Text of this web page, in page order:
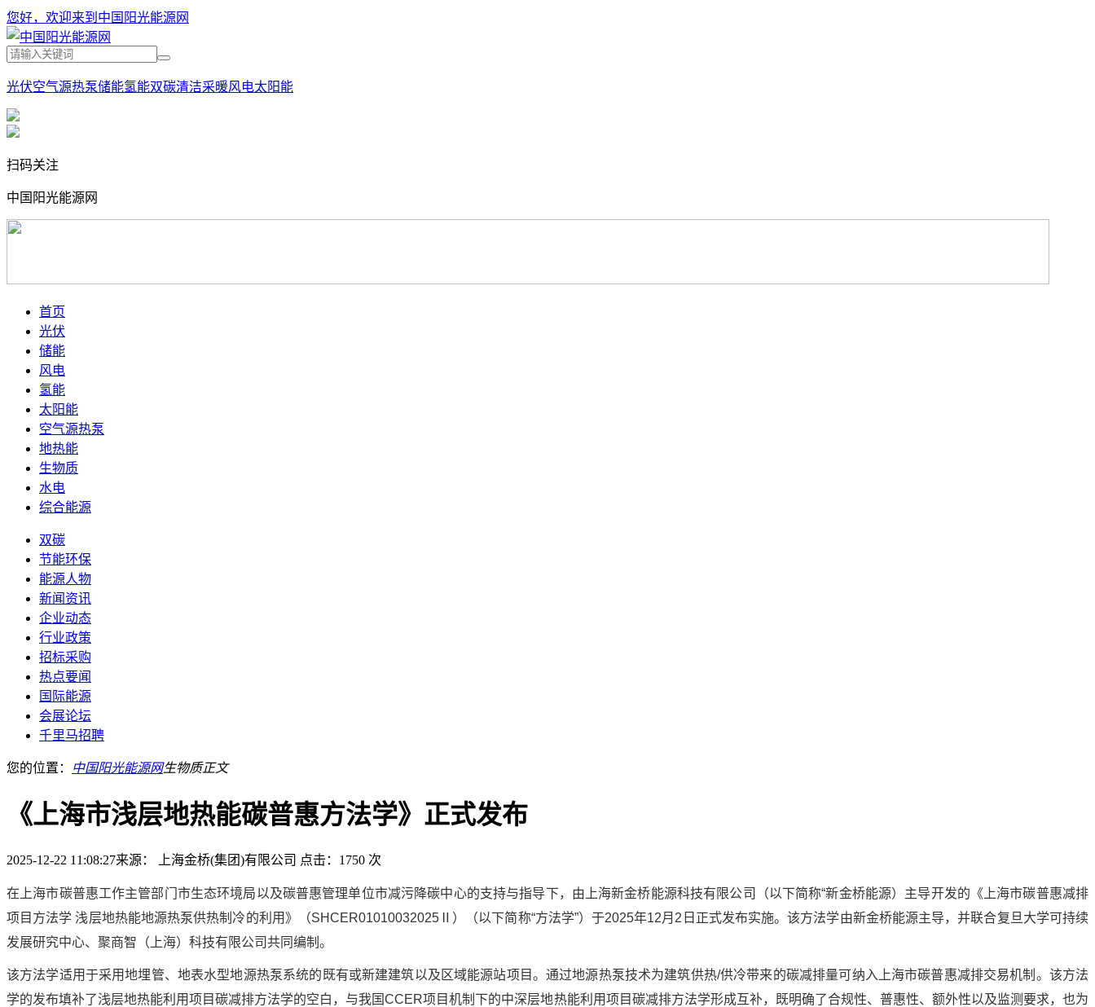
您好，欢迎来到中国阳光能源网
光伏空气源热泵储能氢能双碳清洁采暖风电太阳能
扫码关注
中国阳光能源网
首页
光伏
储能
风电
氢能
太阳能
空气源热泵
地热能
生物质
水电
综合能源
双碳
节能环保
能源人物
新闻资讯
企业动态
行业政策
招标采购
热点要闻
国际能源
会展论坛
千里马招聘
您的位置： 中国阳光能源网生物质正文
《上海市浅层地热能碳普惠方法学》正式发布
2025-12-22 11:08:27来源： 上海金桥(集团)有限公司 点击：1750 次
在上海市碳普惠工作主管部门市生态环境局以及碳普惠管理单位市减污降碳中心的支持与指导下，由上海新金桥能源科技有限公司（以下简称“新金桥能源）主导开发的《上海市碳普惠减排
项目方法学 浅层地热能地源热泵供热制冷的利用》（SHCER01010032025Ⅱ）（以下简称“方法学”）于2025年12月2日正式发布实施。该方法学由新金桥能源主导，并联合复旦大学可持续
发展研究中心、聚商智（上海）科技有限公司共同编制。
该方法学适用于采用地埋管、地表水型地源热泵系统的既有或新建建筑以及区域能源站项目。通过地源热泵技术为建筑供热/供冷带来的碳减排量可纳入上海市碳普惠减排交易机制。该方法
学的发布填补了浅层地热能利用项目碳减排方法学的空白，与我国CCER项目机制下的中深层地热能利用项目碳减排方法学形成互补，既明确了合规性、普惠性、额外性以及监测要求，也为